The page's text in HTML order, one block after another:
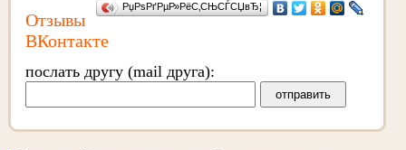
РџРѕРґРµР»РёС‚СЊСЃСЏвЂ¦
Отзывы
ВКонтакте
послать другу (mail друга):